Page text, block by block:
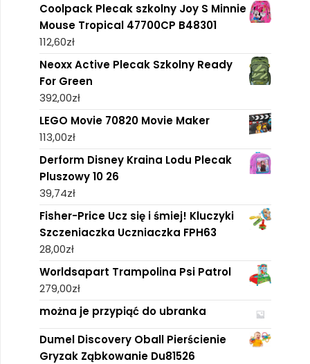
Coolpack Plecak szkolny Joy S Minnie
Mouse Tropical 47700CP B48301
112,60zł
Neoxx Active Plecak Szkolny Ready
For Green
392,00zł
LEGO Movie 70820 Movie Maker
113,00zł
Derform Disney Kraina Lodu Plecak
Pluszowy 10 26
39,74zł
Fisher-Price Ucz się i śmiej! Kluczyki
Szczeniaczka Uczniaczka FPH63
28,00zł
Worldsapart Trampolina Psi Patrol
279,00zł
można je przypiąć do ubranka
Dumel Discovery Oball Pierścienie
Gryzak Ząbkowanie Du81526